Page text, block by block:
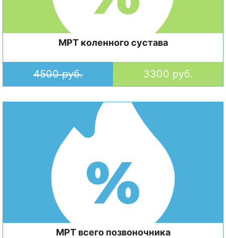
МРТ коленного сустава
4500 руб. 3300 руб.
МРТ всего позвоночника